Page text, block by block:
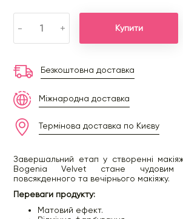
- + Купити
Безкоштовна доставка
Міжнародна доставка
Термінова доставка по Києву
Завершальний етап у створенні
Bogenia Velvet стане чудовим
повсякденного та вечірнього макіяжу.
Переваги продукту:
Матовий ефект.